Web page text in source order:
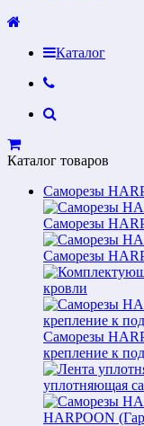
Каталог
Каталог товаров
Саморезы
Саморезы
Саморезы
кровли
Саморезы
крепление к
уплотняющая
HARPOON